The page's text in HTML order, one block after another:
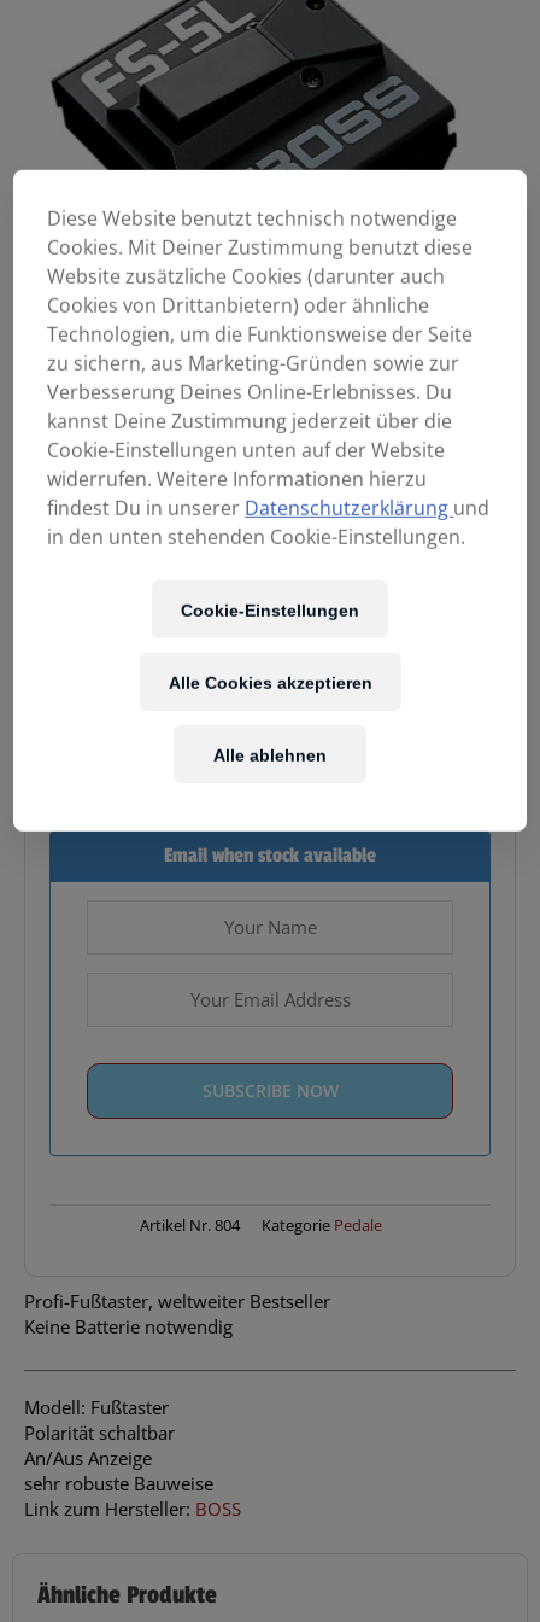
55,00€
Enthält 20% MwSt.
Email when stock available
Artikel Nr.804 Kategorie Pedale
Profi-Fußtaster, weltweiter Bestseller
Keine Batterie notwendig
Modell: Fußtaster
Polarität schaltbar
An/Aus Anzeige
sehr robuste Bauweise
Link zum Hersteller: BOSS
Ähnliche Produkte
Diese Website benutzt technisch notwendige
Cookies. Mit Deiner Zustimmung benutzt diese
Website zusätzliche Cookies (darunter auch
Cookies von Drittanbietern) oder ähnliche
Technologien, um die Funktionsweise der Seite
zu sichern, aus Marketing-Gründen sowie zur
Verbesserung Deines Online-Erlebnisses. Du
kannst Deine Zustimmung jederzeit über die
Cookie-Einstellungen unten auf der Website
widerrufen. Weitere Informationen hierzu
findest Du in unserer Datenschutzerklärung und
in den unten stehenden Cookie-Einstellungen.
Cookie-Einstellungen
Alle ablehnen
Alle Cookies akzeptieren